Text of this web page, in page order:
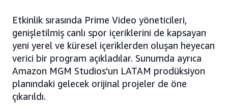
Etkinlik sırasında Prime Video yöneticileri,
genişletilmiş canlı spor içeriklerini de kapsayan
yeni yerel ve küresel içeriklerden oluşan heyecan
verici bir program açıkladılar. Sunumda ayrıca
Amazon MGM Studios'un LATAM prodüksiyon
planındaki gelecek orijinal projeler de öne
çıkarıldı.